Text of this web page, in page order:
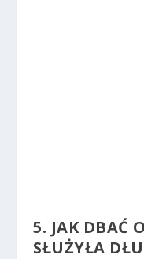
5. JAK DBAĆ
SŁUŻYŁA